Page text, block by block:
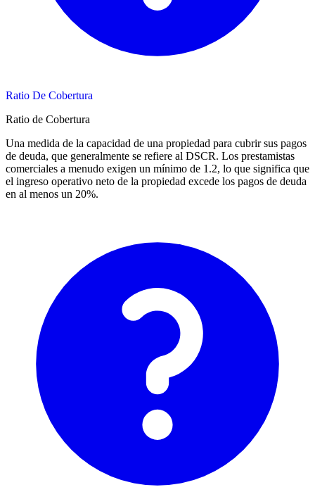
Ratio De Cobertura
Ratio de Cobertura
Una medida de la capacidad de una propiedad para cubrir sus pagos
de deuda, que generalmente se refiere al DSCR. Los prestamistas
comerciales a menudo exigen un mínimo de 1.2, lo que significa que
el ingreso operativo neto de la propiedad excede los pagos de deuda
en al menos un 20%.